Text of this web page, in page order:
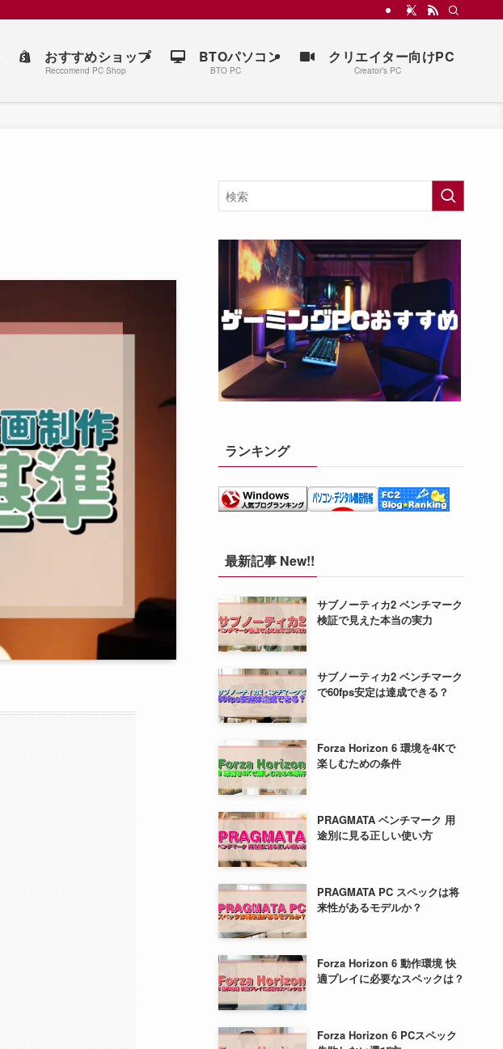
おすすめショップ
Reccomend PC Shop
BTOパソコン
BTO PC
クリエイター向けPC
Creator’s PC
ランキング
最新記事 New!!
サブノーティカ2 ベンチマーク
検証で見えた本当の実力
サブノーティカ2 ベンチマーク
で60fps安定は達成できる？
Forza Horizon 6 環境を4Kで
楽しむための条件
PRAGMATA ベンチマーク 用
途別に見る正しい使い方
PRAGMATA PC スペックは将
来性があるモデルか？
Forza Horizon 6 動作環境 快
適プレイに必要なスペックは？
Forza Horizon 6 PCスペック